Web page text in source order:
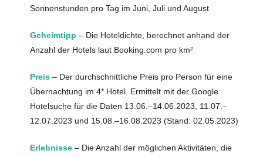
Sonnenstunden pro Tag im Juni, Juli und August
Geheimtipp – Die Hoteldichte, berechnet anhand der
Anzahl der Hotels laut Booking.com pro km²
Preis – Der durchschnittliche Preis pro Person für eine
Übernachtung im 4* Hotel. Ermittelt mit der Google
Hotelsuche für die Daten 13.06.–14.06.2023, 11.07.–
12.07.2023 und 15.08.–16.08.2023 (Stand: 02.05.2023)
Erlebnisse – Die Anzahl der möglichen Aktivitäten, die